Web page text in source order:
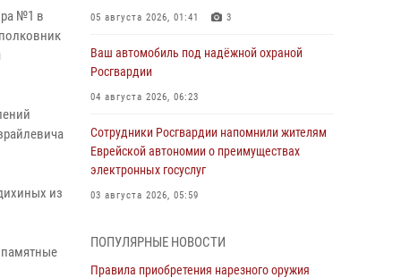
№1 в
из
05 августа 2026, 01:41 3
Ваш автомобиль под надёжной охраной
Росгвардии
04 августа 2026, 06:23
Сотрудники Росгвардии напомнили жителям
Еврейской автономии о преимуществах
электронных госуслуг
03 августа 2026, 05:59
армии Виктор Золотов поздравил
специалистов подразделений тыла с
ПОПУЛЯРНЫЕ НОВОСТИ
Правила приобретения нарезного оружия